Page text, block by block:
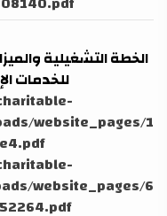
الخطة التشغيلية
للخدمات
website_pages/1
website_pages/6